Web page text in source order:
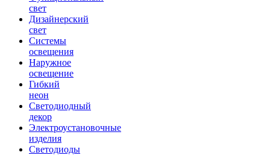
свет
Дизайнерский
свет
Системы
освещения
Наружное
освещение
Гибкий
неон
Светодиодный
декор
Электроустановочные
изделия
Светодиоды